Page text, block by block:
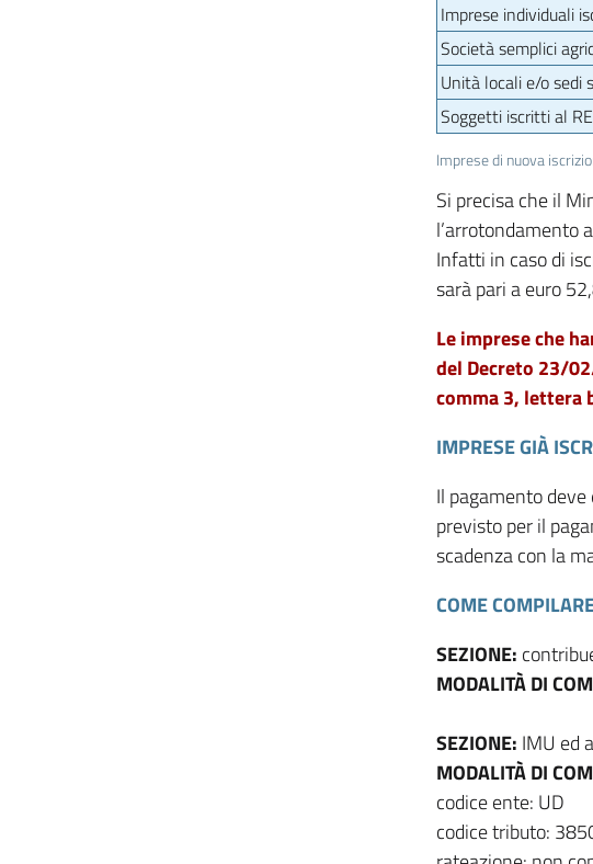
Imprese di nuova
Imprese individuali
Società semplici
Unità locali e/o sedi
Soggetti iscritti al
Si precisa che il
l’arrotondamento
Infatti in caso di
sarà pari a euro
Le imprese che
del Decreto 23/
comma 3, lettera
IMPRESE GIÀ
Il pagamento
previsto per il
scadenza con la
COME
SEZIONE:
MODALITÀ DI
SEZIONE: IMU ed
MODALITÀ DI
codice ente: UD
codice tributo: